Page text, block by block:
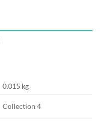
0.015 kg
Collection 4